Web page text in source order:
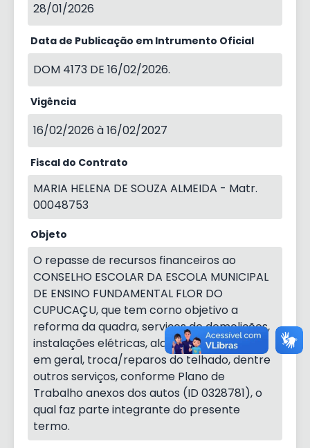
28/01/2026
Data de Publicação em Intrumento Oficial
DOM 4173 DE 16/02/2026.
Vigência
16/02/2026 à 16/02/2027
Fiscal do Contrato
MARIA HELENA DE SOUZA ALMEIDA - Matr.
00048753
Objeto
O repasse de recursos financeiros ao
CONSELHO ESCOLAR DA ESCOLA MUNICIPAL
DE ENSINO FUNDAMENTAL FLOR DO
CUPUCAÇU, que tem corno objetivo a
reforma da quadra, serviços de demolições,
instalações elétricas, alambrado, limpeza
em geral, troca/reparos do telhado, dentre
outros serviços, conforme Plano de
Trabalho anexos dos autos (ID 0328781), o
qual faz parte integrante do presente
termo.